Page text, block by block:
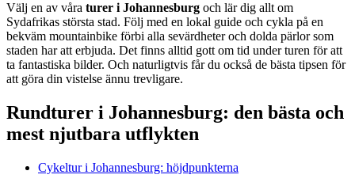
Välj en av våra turer i Johannesburg och lär dig allt om
Sydafrikas största stad. Följ med en lokal guide och cykla på en
bekväm mountainbike förbi alla sevärdheter och dolda pärlor som
staden har att erbjuda. Det finns alltid gott om tid under turen för att
ta fantastiska bilder. Och naturligtvis får du också de bästa tipsen för
att göra din vistelse ännu trevligare.
Rundturer i Johannesburg: den bästa och
mest njutbara utflykten
Cykeltur i Johannesburg: höjdpunkterna